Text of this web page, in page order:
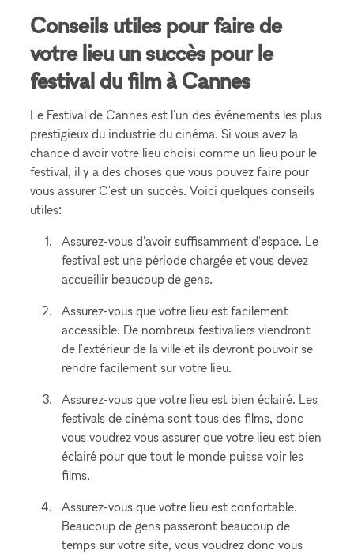
Conseils utiles pour faire de
votre lieu un succès pour le
festival du film à Cannes
Le Festival de Cannes est l'un des événements les plus
prestigieux du industrie du cinéma. Si vous avez la
chance d'avoir votre lieu choisi comme un lieu pour le
festival, il y a des choses que vous pouvez faire pour
vous assurer C'est un succès. Voici quelques conseils
utiles:
Assurez-vous d'avoir suffisamment d'espace. Le
festival est une période chargée et vous devez
accueillir beaucoup de gens.
Assurez-vous que votre lieu est facilement
accessible. De nombreux festivaliers viendront
de l'extérieur de la ville et ils devront pouvoir se
rendre facilement sur votre lieu.
Assurez-vous que votre lieu est bien éclairé. Les
festivals de cinéma sont tous des films, donc
vous voudrez vous assurer que votre lieu est bien
éclairé pour que tout le monde puisse voir les
films.
Assurez-vous que votre lieu est confortable.
Beaucoup de gens passeront beaucoup de
temps sur votre site, vous voudrez donc vous